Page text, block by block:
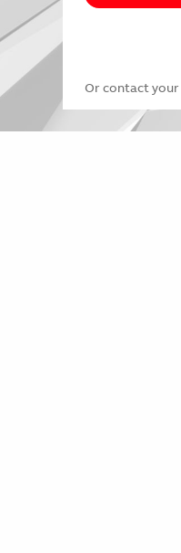
Or contact your